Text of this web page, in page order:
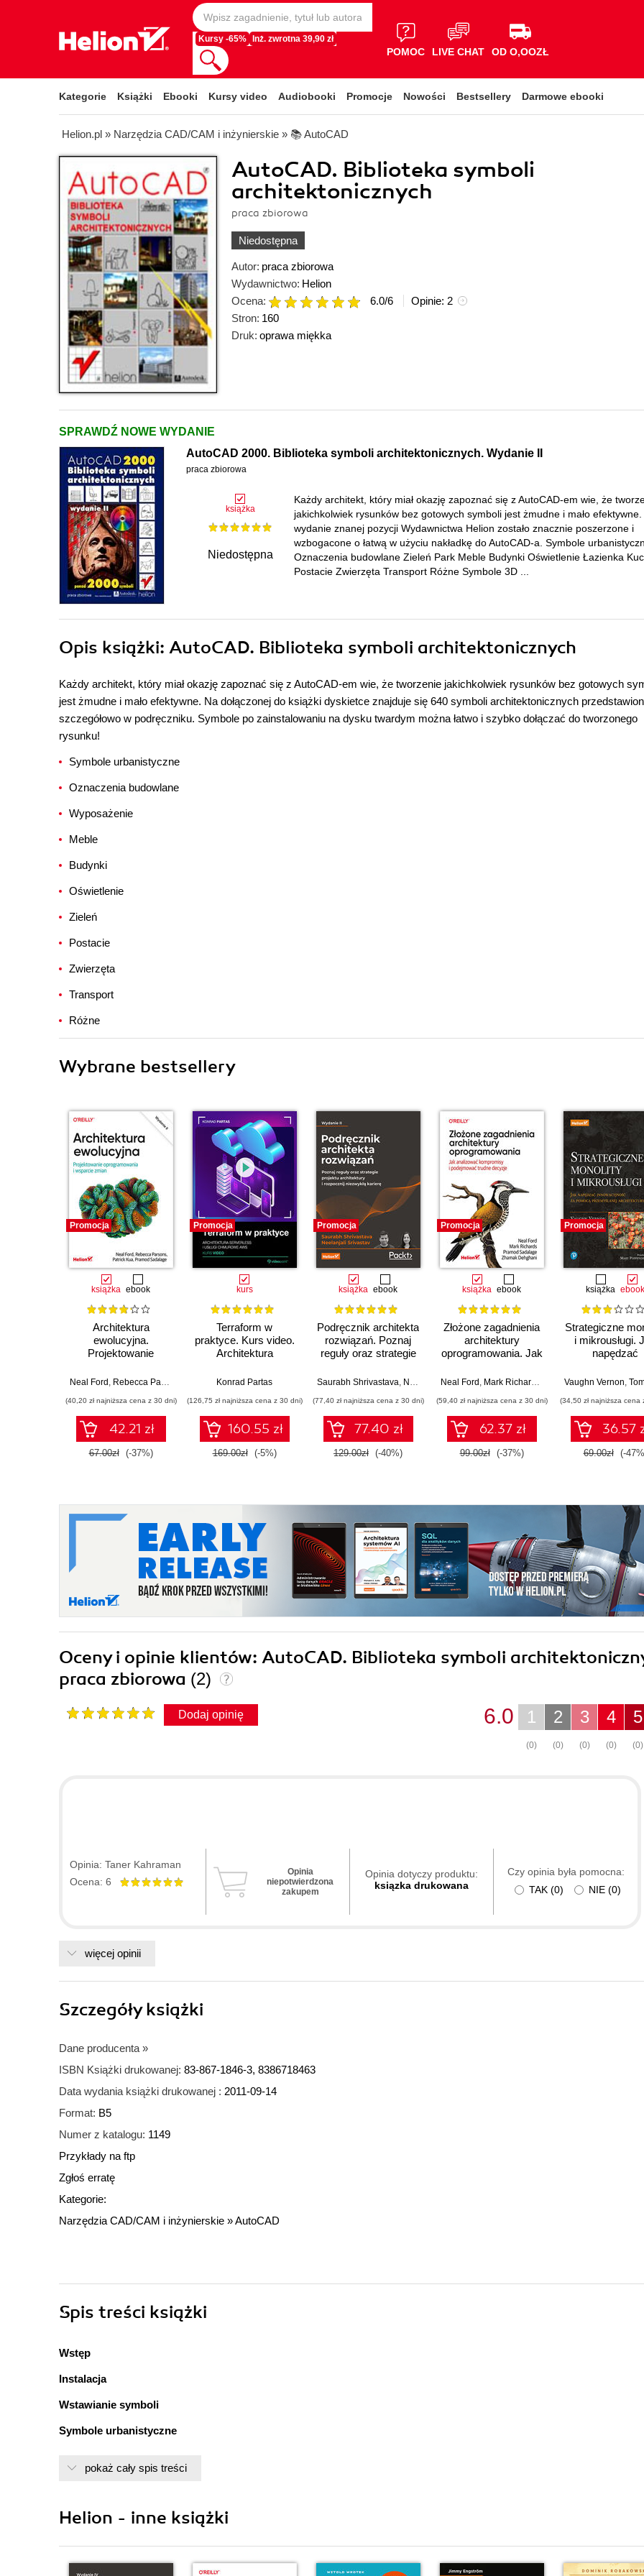
Kursy -65% Inż. zwrotna 39,90 zł
POMOC LIVE CHAT OD O,OOZŁ
Kategorie Książki Ebooki Kursy video Audiobooki Promocje Nowości Bestsellery Darmowe ebooki
Helion.pl » Narzędzia CAD/CAM i inżynierskie » 📚 AutoCAD
AutoCAD. Biblioteka symboli
architektonicznych
praca zbiorowa
Niedostępna
Autor: praca zbiorowa
Wydawnictwo: Helion
Ocena:
6.0/6 Opinie: 2
Stron: 160
Druk: oprawa miękka
SPRAWDŹ NOWE WYDANIE
AutoCAD 2000. Biblioteka symboli architektonicznych. Wydanie II
praca zbiorowa
książka
Niedostępna
Każdy architekt, który miał okazję zapoznać się z AutoCAD-em wie, że
jakichkolwiek rysunków bez gotowych symboli jest żmudne i mało
wydanie znanej pozycji Wydawnictwa Helion zostało znacznie poszerzone i
wzbogacone o łatwą w użyciu nakładkę do AutoCAD-a. Symbole
Oznaczenia budowlane Zieleń Park Meble Budynki Oświetlenie Łazienka
Postacie Zwierzęta Transport Różne Symbole 3D ...
Opis książki: AutoCAD. Biblioteka symboli architektonicznych
Każdy architekt, który miał okazję zapoznać się z AutoCAD-em wie, że tworzenie jakichkolwiek rysunków bez gotowych
jest żmudne i mało efektywne. Na dołączonej do książki dyskietce znajduje się 640 symboli architektonicznych
szczegółowo w podręczniku. Symbole po zainstalowaniu na dysku twardym można łatwo i szybko dołączać do tworzonego
rysunku!
Symbole urbanistyczne
Oznaczenia budowlane
Wyposażenie
Meble
Budynki
Oświetlenie
Zieleń
Postacie
Zwierzęta
Transport
Różne
Wybrane bestsellery
Promocja
książka ebook
Architektura
ewolucyjna.
Projektowanie
wsparcie zmian.
Neal Ford , Rebecca Parsons Patrick Kua,Pramod Sadalage
(40,20 zł najniższa cena z 30 dni)
42.21 zł
67.00zł (-37%)
Promocja
kurs
Terraform w
praktyce. Kurs video.
Architektura
chmurowe AWS
Konrad Partas
(126,75 zł najniższa cena z 30 dni)
160.55 zł
169.00zł (-5%)
Promocja
książka ebook
Podręcznik architekta
rozwiązań. Poznaj
reguły oraz strategie
rozpocznij niezwykłą
Saurabh Shrivastava, Neelanjali Srivastav
(77,40 zł najniższa cena z 30 dni)
77.40 zł
129.00zł (-40%)
Promocja
książka ebook
Złożone zagadnienia
architektury
oprogramowania. Jak
kompromisy i
decyzje
Neal Ford , Mark Richards Pramod Sadalage,
(59,40 zł najniższa cena z 30 dni)
62.37 zł
99.00zł (-37%)
Promocja
książka ebook
Strategiczne
i mikrousługi.
napędzać
pomocą
architektury
Vaughn Vernon, Tomasz
(34,50 zł najniższa cena
36.57
69.00zł (-
Oceny i opinie klientów: AutoCAD. Biblioteka symboli
praca zbiorowa (2)
Dodaj opinię 5
(0)
4
(0)
3
(0)
2
(0)
1
(0)
6.0
Opinia: Taner Kahraman
Ocena: 6
Opinia
niepotwierdzona
zakupem
Opinia dotyczy produktu:
ksiązka drukowana
Czy opinia była pomocna:
TAK (0) NIE (0)
więcej opinii
Szczegółyksiążki
Dane producenta »
ISBN Książki drukowanej: 83-867-1846-3, 8386718463
Data wydania książki drukowanej : 2011-09-14
Format: B5
Numer z katalogu: 1149
Przykłady na ftp
Zgłoś erratę
Kategorie:
Narzędzia CAD/CAM i inżynierskie »AutoCAD
Spis treści książki
Wstęp
Instalacja
Wstawianie symboli
Symbole urbanistyczne
Oświetlenie
pokaż cały spis treści
Helion - inne książki